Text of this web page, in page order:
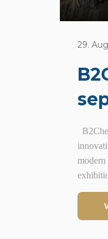
29.